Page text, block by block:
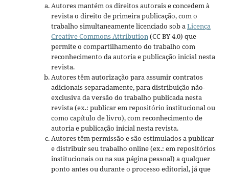
Autores mantém os direitos autorais e concedem à
revista o direito de primeira publicação, com o
trabalho simultaneamente licenciado sob aLicença
Creative Commons Attribution(CC BY 4.0) que
permite o compartilhamento do trabalho com
reconhecimento da autoria e publicação inicial nesta
revista.
Autores têm autorização para assumir contratos
adicionais separadamente, para distribuição não-
exclusiva da versão do trabalho publicada nesta
revista (ex.: publicar em repositório institucional ou
como capítulo de livro), com reconhecimento de
autoria e publicação inicial nesta revista.
Autores têm permissão e são estimulados a publicar
e distribuir seu trabalho online (ex.: em repositórios
institucionais ou na sua página pessoal) a qualquer
ponto antes ou durante o processo editorial, já que